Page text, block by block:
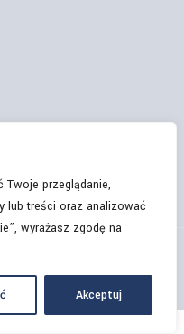
Twoje przeglądanie,
lub treści oraz analizować
wyrażasz zgodę na
Akceptuj
o.o. | Wszelkie prawa